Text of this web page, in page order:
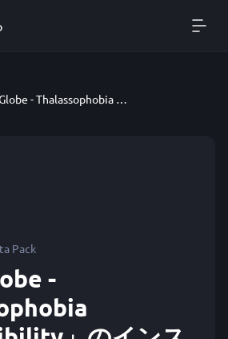
Big Globe - Thalassophobia Compatibility
Pack
-